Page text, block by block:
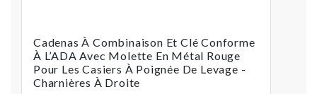
Cadenas À Combinaison Et Clé Conforme
À L’ADA Avec Molette En Métal Rouge
Pour Les Casiers À Poignée De Levage -
Charnières À Droite